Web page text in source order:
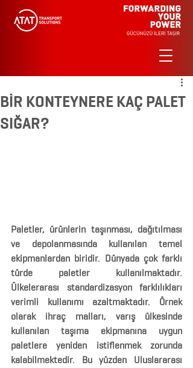
BİR KONTEYNERE KAÇ PALET
SIĞAR?
Paletler, ürünlerin taşınması, dağıtılması
ve depolanmasında kullanılan temel
ekipmanlardan biridir. Dünyada çok farklı
türde paletler kullanılmaktadır.
Ülkelerarası standardizasyon farklılıkları
verimli kullanımı azaltmaktadır. Örnek
olarak ihraç malları, varış ülkesinde
kullanılan taşıma ekipmanına uygun
paletlere yeniden istiflenmek zorunda
kalabilmektedir. Bu yüzden Uluslararası